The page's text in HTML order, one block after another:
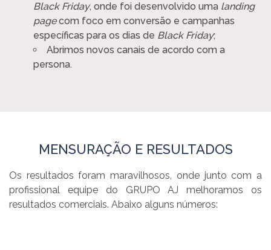
Black Friday, onde foi desenvolvido uma landing
pagecom foco em conversão e campanhas
específicas para os dias de Black Friday;
Abrimos novos canais de acordo com a
persona.
MENSURAÇÃO E RESULTADOS
Os resultados foram maravilhosos, onde junto com a
profissional equipe do GRUPO AJ melhoramos os
resultados comerciais. Abaixo alguns números: